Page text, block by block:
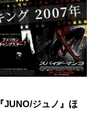
JUNO/ジュノ』ほ